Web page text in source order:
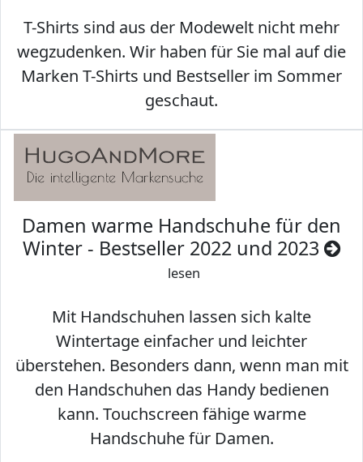
T-Shirts sind aus der Modewelt nicht mehr
wegzudenken. Wir haben für Sie mal auf die
Marken T-Shirts und Bestseller im Sommer
geschaut.
Damen warme Handschuhe für den
Winter - Bestseller 2022 und 2023
lesen
Mit Handschuhen lassen sich kalte
Wintertage einfacher und leichter
überstehen. Besonders dann, wenn man mit
den Handschuhen das Handy bedienen
kann. Touchscreen fähige warme
Handschuhe für Damen.